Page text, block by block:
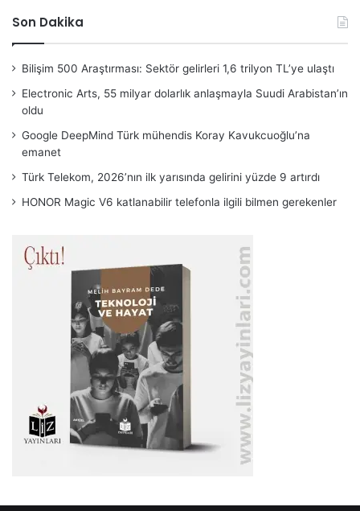
Son Dakika
Bilişim 500 Araştırması: Sektör gelirleri 1,6 trilyon TL’ye ulaştı
Electronic Arts, 55 milyar dolarlık anlaşmayla Suudi Arabistan’ın
oldu
Google DeepMind Türk mühendis Koray Kavukcuoğlu’na
emanet
Türk Telekom, 2026’nın ilk yarısında gelirini yüzde 9 artırdı
HONOR Magic V6 katlanabilir telefonla ilgili bilmen gerekenler